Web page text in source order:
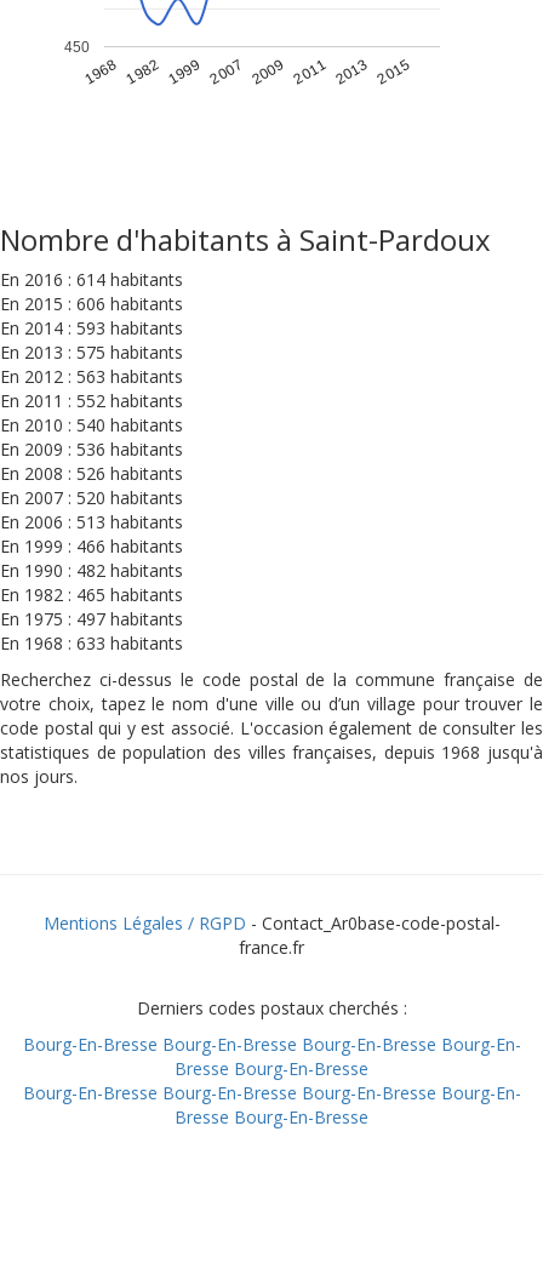
1968 1982 1999 2007 2009 2011 2013 2015
450
Nombre d'habitants à Saint-Pardoux
En 2016 : 614 habitants
En 2015 : 606 habitants
En 2014 : 593 habitants
En 2013 : 575 habitants
En 2012 : 563 habitants
En 2011 : 552 habitants
En 2010 : 540 habitants
En 2009 : 536 habitants
En 2008 : 526 habitants
En 2007 : 520 habitants
En 2006 : 513 habitants
En 1999 : 466 habitants
En 1990 : 482 habitants
En 1982 : 465 habitants
En 1975 : 497 habitants
En 1968 : 633 habitants
Recherchez ci-dessus le code postal de la commune française de
votre choix, tapez le nom d'une ville ou d’un village pour trouver le
code postal qui y est associé. L'occasion également de consulter les
statistiques de population des villes françaises, depuis 1968 jusqu'à
nos jours.
Mentions Légales / RGPD - Contact_Ar0base-code-postal-
france.fr
Derniers codes postaux cherchés :
Bourg-En-Bresse Bourg-En-Bresse Bourg-En-Bresse Bourg-En-
Bresse Bourg-En-Bresse
Bourg-En-Bresse Bourg-En-Bresse Bourg-En-Bresse Bourg-En-
Bresse Bourg-En-Bresse